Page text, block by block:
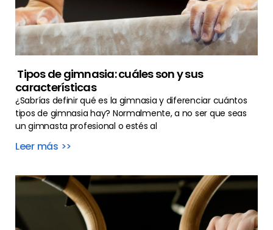
Tipos de gimnasia: cuáles son y sus
características
¿Sabrías definir qué es la gimnasia y diferenciar cuántos
tipos de gimnasia hay? Normalmente, a no ser que seas
un gimnasta profesional o estés al
Leer más >>